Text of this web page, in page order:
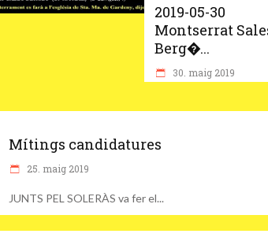
2019-05-30
Montserrat
Berg�...
30. maig 2019
Mítings candidatures
25. maig 2019
JUNTS PEL SOLERÀS va fer el